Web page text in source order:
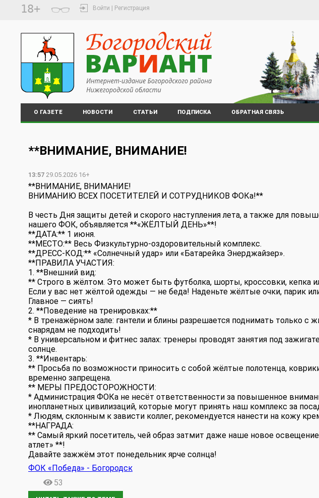
18+ Войти | Регистрация
О ГАЗЕТЕ НОВОСТИ СТАТЬИ ПОДПИСКА ОБРАТНАЯ СВЯЗЬ
**ВНИМАНИЕ, ВНИМАНИЕ!
13:57 29.05.2026 16+
**ВНИМАНИЕ, ВНИМАНИЕ!
ВНИМАНИЮ ВСЕХ ПОСЕТИТЕЛЕЙ И СОТРУДНИКОВ ФОКа!**
В честь Дня защиты детей и скорого наступления лета, а также для
нашего ФОК, объявляется **«ЖЁЛТЫЙ ДЕНЬ»**!
**ДАТА:** 1 июня.
**МЕСТО:** Весь Физкультурно-оздоровительный комплекс.
**ДРЕСС-КОД:** «Солнечный удар» или «Батарейка Энерджайзер».
**ПРАВИЛА УЧАСТИЯ:
1. **Внешний вид:
** Строго в жёлтом. Это может быть футболка, шорты, кроссовки, кепка
Если у вас нет жёлтой одежды — не беда! Наденьте жёлтые очки, парик
Главное — сиять!
2. **Поведение на тренировках:**
* В тренажёрном зале: гантели и блины разрешается поднимать только
снарядам не подходить!
* В универсальном и фитнес залах: тренеры проводят занятия под
солнце.
3. **Инвентарь:
** Просьба по возможности приносить с собой жёлтые полотенца,
временно запрещена.
** МЕРЫ ПРЕДОСТОРОЖНОСТИ:
* Администрация ФОКа не несёт ответственности за повышенное
инопланетных цивилизаций, которые могут принять наш комплекс за
* Людям, склонным к зависти коллег, рекомендуется нанести на кожу
**НАГРАДА:
** Самый яркий посетитель, чей образ затмит даже наше новое
атлет» **!
Давайте зажжём этот понедельник ярче солнца!
ФОК «Победа» - Богородск
53